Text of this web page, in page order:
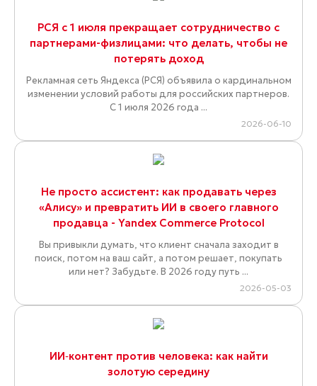
РСЯ с 1 июля прекращает сотрудничество с
партнерами-физлицами: что делать, чтобы не
потерять доход
Рекламная сеть Яндекса (РСЯ) объявила о кардинальном
изменении условий работы для российских партнеров.
С 1 июля 2026 года ...
2026-06-10
Не просто ассистент: как продавать через
«Алису» и превратить ИИ в своего главного
продавца - Yandex Commerce Protocol
Вы привыкли думать, что клиент сначала заходит в
поиск, потом на ваш сайт, а потом решает, покупать
или нет? Забудьте. В 2026 году путь ...
2026-05-03
ИИ‑контент против человека: как найти
золотую середину